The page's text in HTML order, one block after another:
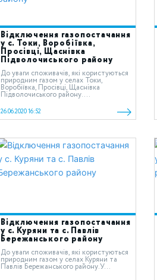
Відключення газопостачання
у с. Токи, Воробіївка,
Просівці, Щаснівка
Підволочиського району
До уваги споживачів, які користуються
природним газом у cелах Токи,
Воробіївка, Просівці, Щаснівка
Підволочиського району....
26.06.2020 16:52
Відключення газопостачання
у с. Куряни та с. Павлів
Бережанського району
До уваги споживачів, які користуються
природним газом у cелах Куряни та
Павлів Бережанського району.У...